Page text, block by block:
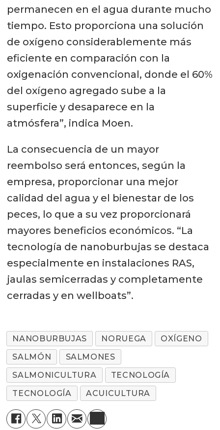
permanecen en el agua durante mucho
tiempo. Esto proporciona una solución
de oxígeno considerablemente más
eficiente en comparación con la
oxigenación convencional, donde el 60%
del oxígeno agregado sube a la
superficie y desaparece en la
atmósfera”, indica Moen.
La consecuencia de un mayor
reembolso será entonces, según la
empresa, proporcionar una mejor
calidad del agua y el bienestar de los
peces, lo que a su vez proporcionará
mayores beneficios económicos. “La
tecnología de nanoburbujas se destaca
especialmente en instalaciones RAS,
jaulas semicerradas y completamente
cerradas y en wellboats”.
NANOBURBUJAS NORUEGA
OXÍGENO
SALMÓN
SALMONES
SALMONICULTURA
TECNOLOGÍA
TECNOLOGÍA
ACUICULTURA